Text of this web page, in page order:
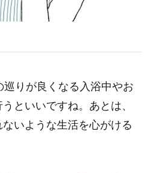
巡りが良くなる入浴中やお
といいですね。あとは、
いような生活を心がける